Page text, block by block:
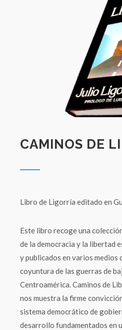
CAMINOS DE
Libro de Ligorría editado en
Este libro recoge una
de la democracia y la libertad
y publicados en varios medios
coyuntura de las guerras de
Centroamérica. Caminos de
nos muestra la firme
sistema democrático de
desarrollo fundamentados en